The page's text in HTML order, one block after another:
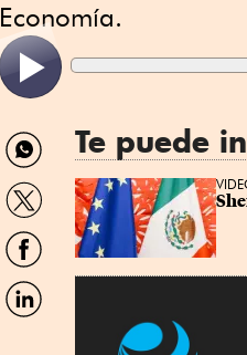
Economía.
Compartir
por
WhatsApp
Compartir
por
Twitter
Compartir
por
Facebook
Compartir
por
Te puede